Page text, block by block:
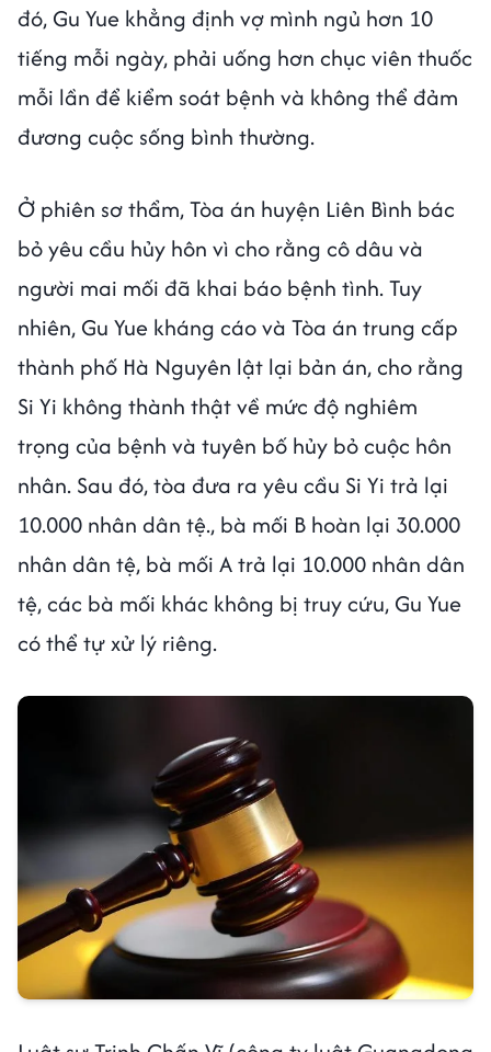
đó, Gu Yue khẳng định vợ mình ngủ hơn 10
tiếng mỗi ngày, phải uống hơn chục viên thuốc
mỗi lần để kiểm soát bệnh và không thể đảm
đương cuộc sống bình thường.
Ở phiên sơ thẩm, Tòa án huyện Liên Bình bác
bỏ yêu cầu hủy hôn vì cho rằng cô dâu và
người mai mối đã khai báo bệnh tình. Tuy
nhiên, Gu Yue kháng cáo và Tòa án trung cấp
thành phố Hà Nguyên lật lại bản án, cho rằng
Si Yi không thành thật về mức độ nghiêm
trọng của bệnh và tuyên bố hủy bỏ cuộc hôn
nhân. Sau đó, tòa đưa ra yêu cầu Si Yi trả lại
10.000 nhân dân tệ., bà mối B hoàn lại 30.000
nhân dân tệ, bà mối A trả lại 10.000 nhân dân
tệ, các bà mối khác không bị truy cứu, Gu Yue
có thể tự xử lý riêng.